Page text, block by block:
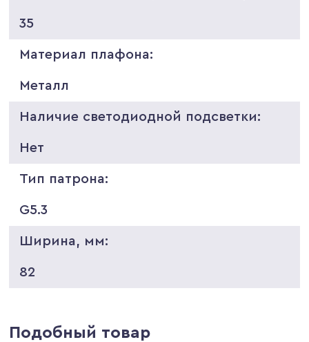
35
Материал плафона:
Металл
Наличие светодиодной подсветки:
Нет
Тип патрона:
G5.3
Ширина, мм:
82
Подобный товар